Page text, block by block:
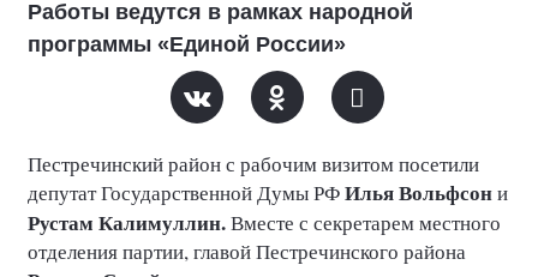
Работы ведутся в рамках народной
программы «Единой России»
Пестречинский район с рабочим визитом посетили
депутат Государственной Думы РФИлья Вольфсони
Рустам Калимуллин.Вместе с секретарем местного
отделения партии, главой Пестречинского района